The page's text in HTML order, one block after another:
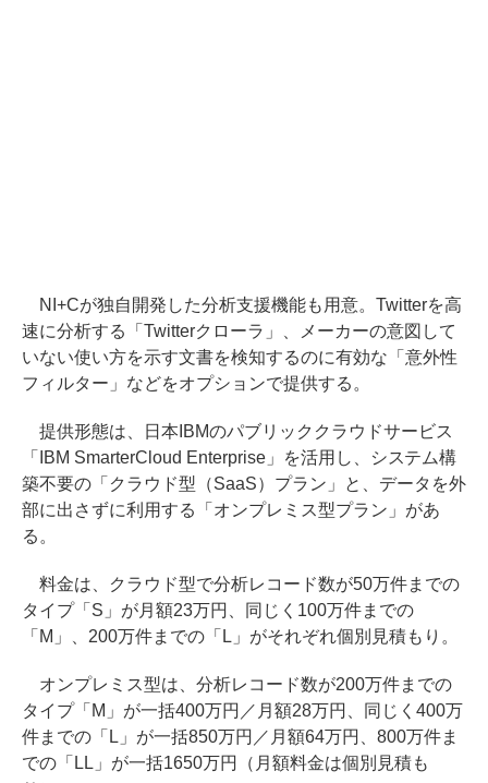
NI+Cが独自開発した分析支援機能も用意。Twitterを高
速に分析する「Twitterクローラ」、メーカーの意図して
いない使い方を示す文書を検知するのに有効な「意外性
フィルター」などをオプションで提供する。
提供形態は、日本IBMのパブリッククラウドサービス
「IBM SmarterCloud Enterprise」を活用し、システム構
築不要の「クラウド型（SaaS）プラン」と、データを外
部に出さずに利用する「オンプレミス型プラン」があ
る。
料金は、クラウド型で分析レコード数が50万件までの
タイプ「S」が月額23万円、同じく100万件までの
「M」、200万件までの「L」がそれぞれ個別見積もり。
オンプレミス型は、分析レコード数が200万件までの
タイプ「M」が一括400万円／月額28万円、同じく400万
件までの「L」が一括850万円／月額64万円、800万件ま
での「LL」が一括1650万円（月額料金は個別見積も